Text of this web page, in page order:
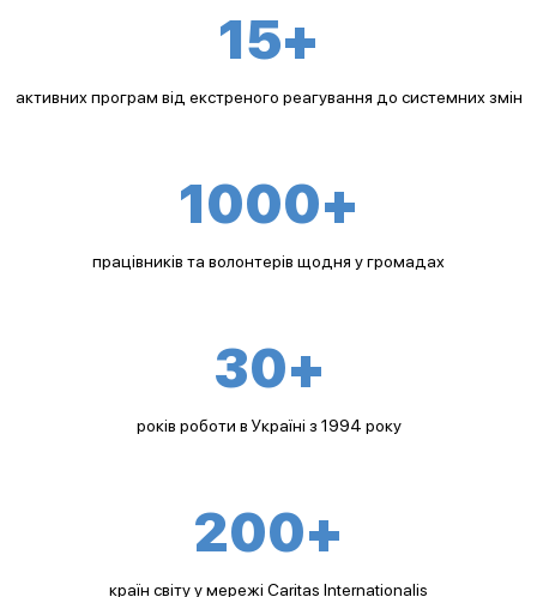
15+
активних програм від екстреного реагування до системних змін
1000+
працівників та волонтерів щодня у громадах
30+
років роботи в Україні з 1994 року
200+
країн світу у мережі Caritas Internationalis